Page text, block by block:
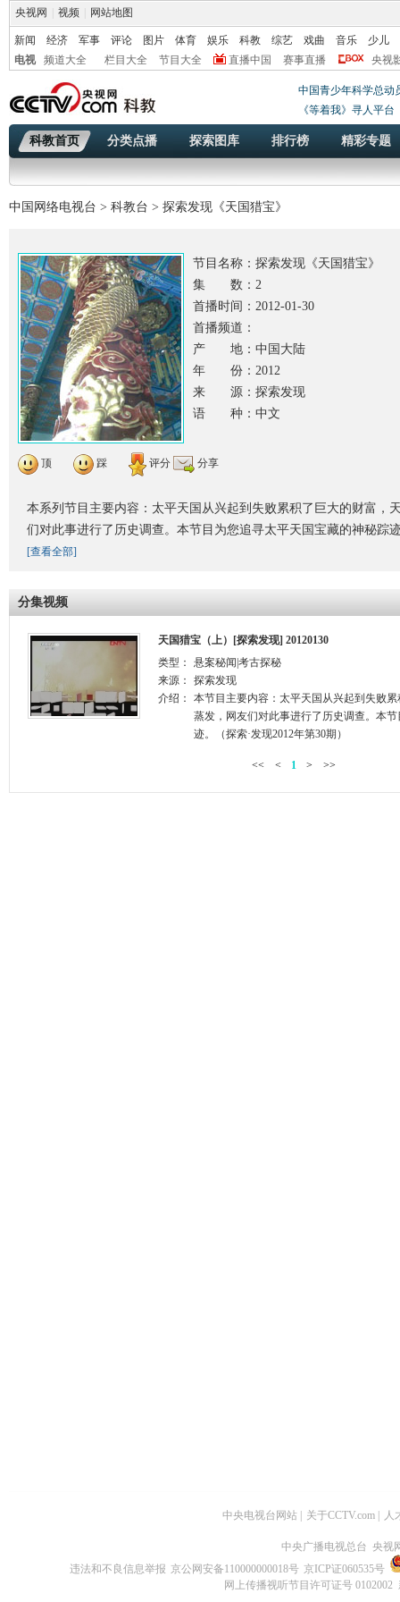
央视网 视频 网站地图
新闻 经济 军事 评论 图片 体育 娱乐 科教 综艺 戏曲 音乐
少儿
电视
频道大全 栏目大全 节目大全 直播中国 赛事直播 央视
中国青少年科学总动
《等着我》寻人平台
科教首页 分类点播 探索图库 排行榜 精彩专题
中国网络电视台 > 科教台 > 探索发现《天国猎宝》
节目名称： 探索发现《天国猎宝》
集 数：2
首播时间：2012-01-30
首播频道：
产 地：中国大陆
年 份：2012
来 源：探索发现
语 种：中文
顶 踩 评分 分享
本系列节目主要内容：太平天国从兴起到失败累积了巨大的财富，
们对此事进行了历史调查。本节目为您追寻太平天国宝藏的神秘踪
[查看全部]
分集视频
天国猎宝（上）[探索发现] 20120130
类型：
悬案秘闻|考古探秘
来源：
探索发现
介绍：
本节目主要内容：太平天国从兴起到失败
蒸发，网友们对此事进行了历史调查。本
迹。（探索·发现2012年第30期）
<< < 1 > >>
中央电视台网站 关于CCTV.com 人
中央广播电视总台 央视
违法和不良信息举报 京公网安备110000000018号 京ICP证060535号
网上传播视听节目许可证号 0102002